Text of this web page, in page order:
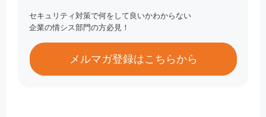
セキュリティ対策で何をして良いかわからない
企業の情シス部門の方必見！
メルマガ登録はこちらから